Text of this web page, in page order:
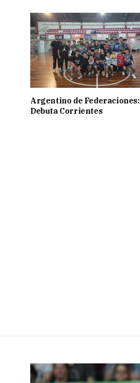
Argentino de Federaciones:
Debuta Corrientes